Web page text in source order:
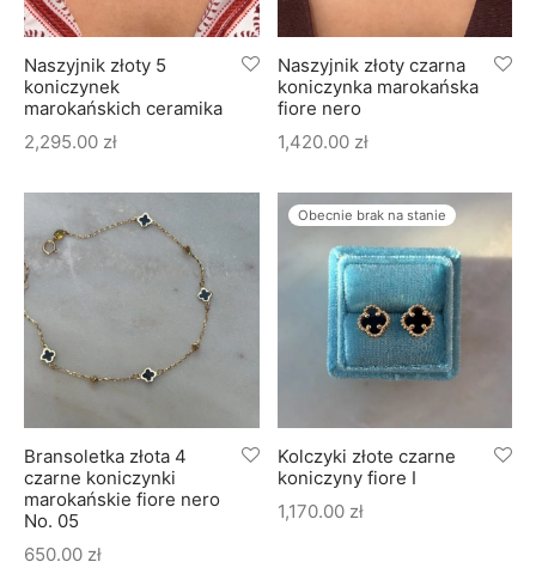
Naszyjnik złoty 5
koniczynek
marokańskich ceramika
2,295.00 zł
Naszyjnik złoty czarna
koniczynka marokańska
fiore nero
1,420.00 zł
Bransoletka złota 4
czarne koniczynki
marokańskie fiore nero
No. 05
650.00 zł
Obecnie brak na stanie
Kolczyki złote czarne
koniczyny fiore I
1,170.00 zł